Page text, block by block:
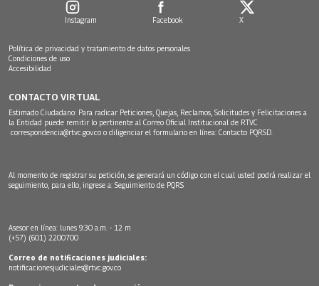
Instagram Facebook X
Política de privacidad y tratamiento de datos personales
Condiciones de uso
Accesibilidad
CONTACTO VIRTUAL
Estimado Ciudadano: Para radicar Peticiones, Quejas, Reclamos, Solicitudes y Felicitaciones a
la Entidad puede remitir lo pertinente al Correo Oficial Institucional de RTVC
correspondencia@rtvc.gov.co o diligenciar el formulario en línea: Contacto PQRSD.
Al momento de registrar su petición, se generará un código con el cual usted podrá realizar el
seguimiento, para ello, ingrese a: Seguimiento de PQRS
Asesor en línea: lunes 9:30 a.m. - 12 m
(+57) (601) 2200700
Correo de notificaciones judiciales:
notificacionesjudiciales@rtvc.gov.co